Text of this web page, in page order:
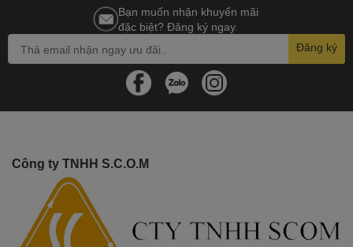
Bạn muốn nhận khuyến mãi
đặc biệt? Đăng ký ngay.
Đăng ký
Công ty TNHH S.C.O.M